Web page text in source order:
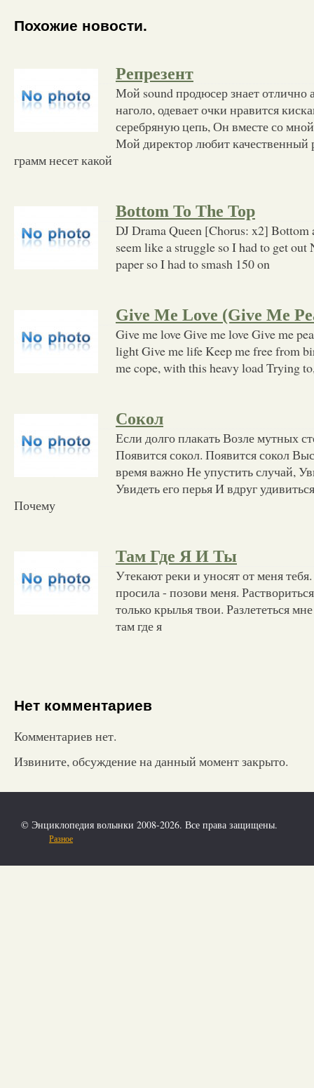
Похожие новости.
Репрезент
Мой sound продюсер знает отлично
наголо, одевает очки нравится
серебряную цепь, Он вместе со
Мой директор любит качественный
грамм несет какой
Bottom To The Top
DJ Drama Queen [Chorus: x2]
seem like a struggle so I had to get
paper so I had to smash 150 on
Give Me Love (Give Me
Give me love Give me love Give me
light Give me life Keep me free from
me cope, with this heavy load Trying
Сокол
Если долго плакать Возле мутных
Появится сокол. Появится сокол
время важно Не упустить случай,
Увидеть его перья И вдруг
Почему
Там Где Я И Ты
Утекают реки и уносят от меня
просила - позови меня.
только крылья твои. Разлететься
там где я
Нет комментариев
Комментариев нет.
Извините, обсуждение на данный момент закрыто.
© Энциклопедия волынки 2008-2026. Все права защищены.
Разное